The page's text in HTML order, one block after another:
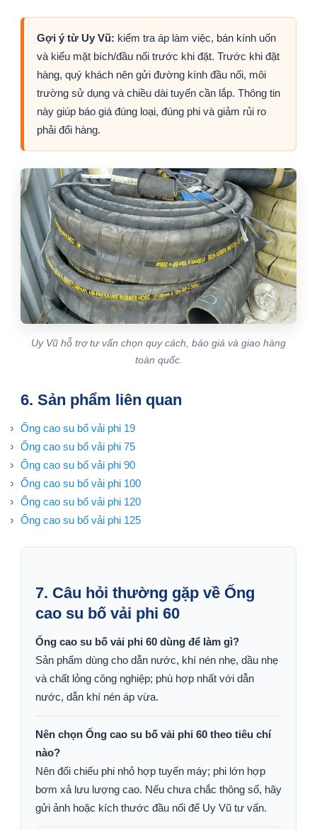
Gợi ý từ Uy Vũ: kiểm tra áp làm việc, bán kính uốn
và kiểu mặt bích/đầu nối trước khi đặt. Trước khi đặt
hàng, quý khách nên gửi đường kính đầu nối, môi
trường sử dụng và chiều dài tuyến cần lắp. Thông tin
này giúp báo giá đúng loại, đúng phi và giảm rủi ro
phải đổi hàng.
Uy Vũ hỗ trợ tư vấn chọn quy cách, báo giá và giao hàng
toàn quốc.
6. Sản phẩm liên quan
Ống cao su bố vải phi 19
Ống cao su bố vải phi 75
Ống cao su bố vải phi 90
Ống cao su bố vải phi 100
Ống cao su bố vải phi 120
Ống cao su bố vải phi 125
7. Câu hỏi thường gặp về Ống
cao su bố vải phi 60
Ống cao su bố vải phi 60 dùng để làm gì?
Sản phẩm dùng cho dẫn nước, khí nén nhẹ, dầu nhẹ
và chất lỏng công nghiệp; phù hợp nhất với dẫn
nước, dẫn khí nén áp vừa.
Nên chọn Ống cao su bố vải phi 60 theo tiêu chí
nào?
Nên đối chiếu phi nhỏ hợp tuyến máy; phi lớn hợp
bơm xả lưu lượng cao. Nếu chưa chắc thông số, hãy
gửi ảnh hoặc kích thước đầu nối để Uy Vũ tư vấn.